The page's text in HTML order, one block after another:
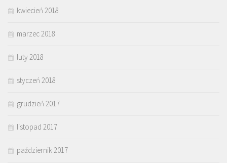
kwiecień 2018
marzec 2018
luty 2018
styczeń 2018
grudzień 2017
listopad 2017
październik 2017